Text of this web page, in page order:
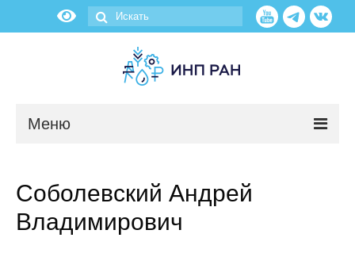
Меню
Об институте
Соболевский Андрей
Владимирович